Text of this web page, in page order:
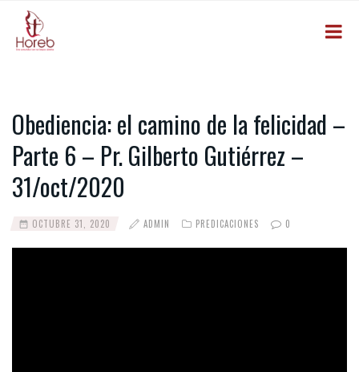
Obediencia: el camino de la felicidad –
Parte 6 – Pr. Gilberto Gutiérrez –
31/oct/2020
OCTUBRE 31, 2020 ADMIN PREDICACIONES 0